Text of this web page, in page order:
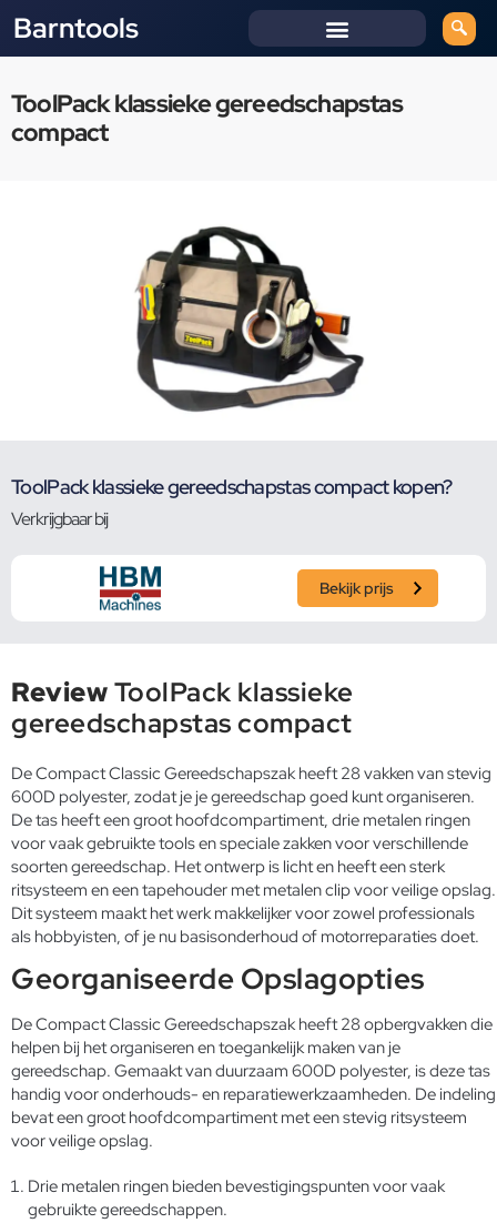
Barntools
ToolPack klassieke gereedschapstas
compact
ToolPack klassieke gereedschapstas compact kopen?
Verkrijgbaar bij
Bekijk prijs
ReviewToolPack klassieke
gereedschapstas compact
De Compact Classic Gereedschapszak heeft 28 vakken van stevig
600D polyester, zodat je je gereedschap goed kunt organiseren.
De tas heeft een groot hoofdcompartiment, drie metalen ringen
voor vaak gebruikte tools en speciale zakken voor verschillende
soorten gereedschap. Het ontwerp is licht en heeft een sterk
ritsysteem en een tapehouder met metalen clip voor veilige opslag.
Dit systeem maakt het werk makkelijker voor zowel professionals
als hobbyisten, of je nu basisonderhoud of motorreparaties doet.
Georganiseerde Opslagopties
De Compact Classic Gereedschapszak heeft 28 opbergvakken die
helpen bij het organiseren en toegankelijk maken van je
gereedschap. Gemaakt van duurzaam 600D polyester, is deze tas
handig voor onderhouds- en reparatiewerkzaamheden. De indeling
bevat een groot hoofdcompartiment met een stevig ritsysteem
voor veilige opslag.
Drie metalen ringen bieden bevestigingspunten voor vaak
gebruikte gereedschappen.